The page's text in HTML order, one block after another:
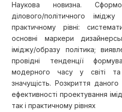
Наукова новизна.
ділового/політичного
практичному рівні:
основні маркери
іміджу/образу політика;
провідні тенденції
модерного часу у світі та
значущість. Розкриття
ефективності проектування
так і практичному рівнях